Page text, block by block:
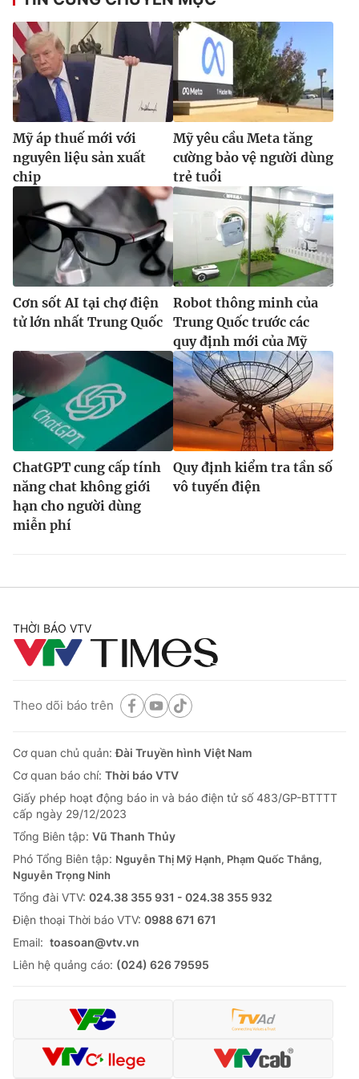
Mỹ áp thuế mới với
nguyên liệu sản xuất
chip
Mỹ yêu cầu Meta tăng
cường bảo vệ người dùng
trẻ tuổi
Cơn sốt AI tại chợ điện
tử lớn nhất Trung Quốc
Robot thông minh của
Trung Quốc trước các
quy định mới của Mỹ
ChatGPT cung cấp tính
năng chat không giới
hạn cho người dùng
miễn phí
Quy định kiểm tra tần số
vô tuyến điện
THỜI BÁO VTV
Theo dõi báo trên
Cơ quan chủ quản:Đài Truyền hình Việt Nam
Cơ quan báo chí: Thời báo VTV
Giấy phép hoạt động báo in và báo điện tử số 483/GP-BTTTT
cấp ngày 29/12/2023
Tổng Biên tập: Vũ Thanh Thủy
Phó Tổng Biên tập: Nguyễn Thị Mỹ Hạnh, Phạm Quốc Thắng,
Nguyễn Trọng Ninh
Tổng đài VTV: 024.38 355 931 - 024.38 355 932
Ðiện thoại Thời báo VTV: 0988 671 671
Email: toasoan@vtv.vn
Liên hệ quảng cáo: (024) 626 79595